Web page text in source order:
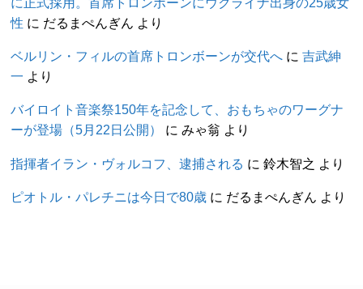
性 に だるまぺんぎん より
ベルリン・フィルの首席トロンボーンが交代へ に吉武紳
一 より
バイロイト音楽祭150年を記念して、おもちゃのワーグナ
ーが登場（5月22日公開）
にみゃ翁 より
指揮者イラン・ヴォルコフ、逮捕される に鈴木智之 より
ピオトル・パレチニは今日で80歳 に だるまぺんぎん より